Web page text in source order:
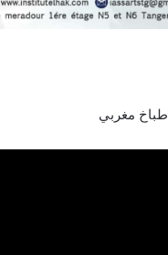
طباخ مغربي